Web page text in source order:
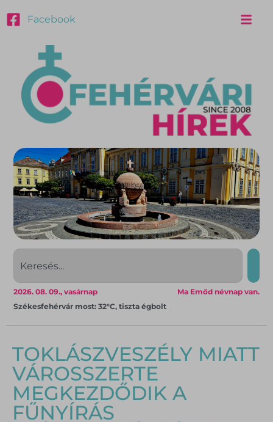
Facebook
Ma Emőd névnap van.
2026. 08. 09., vasárnap
Székesfehérvár most: 32°C, tiszta égbolt
TOKLÁSZVESZÉLY MIATT
VÁROSSZERTE
MEGKEZDŐDIK A
FŰNYÍRÁS